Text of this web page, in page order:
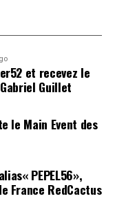
et recevez le
Guillet
le Main Event des
PEPEL56»,
France RedCactus